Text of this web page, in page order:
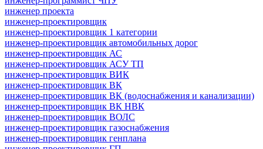
инженер проекта
инженер-проектировщик
инженер-проектировщик 1 категории
инженер-проектировщик автомобильных дорог
инженер-проектировщик АС
инженер-проектировщик АСУ ТП
инженер-проектировщик ВИК
инженер-проектировщик ВК
инженер-проектировщик ВК (водоснабжения и канализации)
инженер-проектировщик ВК НВК
инженер-проектировщик ВОЛС
инженер-проектировщик газоснабжения
инженер-проектировщик генплана